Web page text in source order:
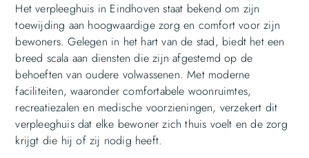
Het verpleeghuis in Eindhoven staat bekend om zijn
toewijding aan hoogwaardige zorg en comfort voor zijn
bewoners. Gelegen in het hart van de stad, biedt het een
breed scala aan diensten die zijn afgestemd op de
behoeften van oudere volwassenen. Met moderne
faciliteiten, waaronder comfortabele woonruimtes,
recreatiezalen en medische voorzieningen, verzekert dit
verpleeghuis dat elke bewoner zich thuis voelt en de zorg
krijgt die hij of zij nodig heeft.